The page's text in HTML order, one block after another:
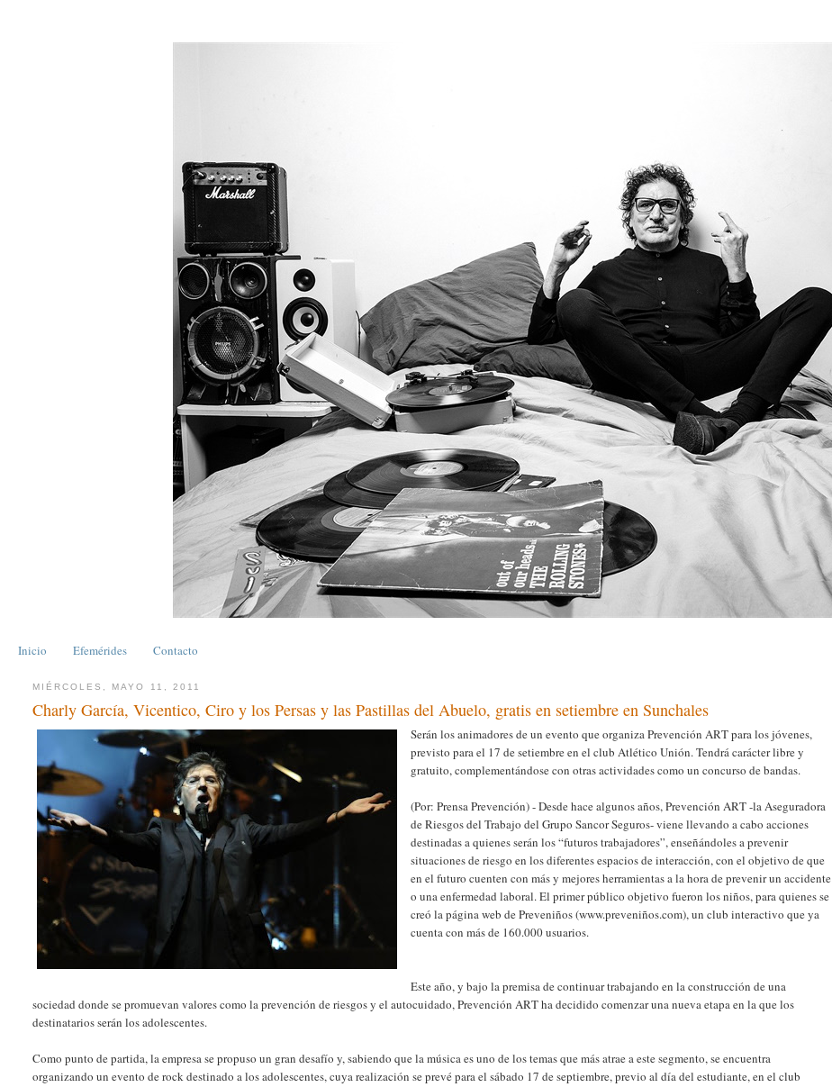
Inicio Efemérides Contacto
MIÉRCOLES, MAYO 11, 2011
Charly García, Vicentico, Ciro y los Persas y las Pastillas del Abuelo, gratis en setiembre en Sunchales
Serán los animadores de un evento que organiza Prevención ART para los jóvenes,
previsto para el 17 de setiembre en el club Atlético Unión. Tendrá carácter libre y
gratuito, complementándose con otras actividades como un concurso de bandas.
(Por: Prensa Prevención) - Desde hace algunos años, Prevención ART -la Aseguradora
de Riesgos del Trabajo del Grupo Sancor Seguros- viene llevando a cabo acciones
destinadas a quienes serán los “futuros trabajadores”, enseñándoles a prevenir
situaciones de riesgo en los diferentes espacios de interacción, con el objetivo de que
en el futuro cuenten con más y mejores herramientas a la hora de prevenir un accidente
o una enfermedad laboral. El primer público objetivo fueron los niños, para quienes se
creó la página web de Preveniños (www.preveniños.com), un club interactivo que ya
cuenta con más de 160.000 usuarios.
Este año, y bajo la premisa de continuar trabajando en la construcción de una
sociedad donde se promuevan valores como la prevención de riesgos y el autocuidado, Prevención ART ha decidido comenzar una nueva etapa en la que los
destinatarios serán los adolescentes.
Como punto de partida, la empresa se propuso un gran desafío y, sabiendo que la música es uno de los temas que más atrae a este segmento, se encuentra
organizando un evento de rock destinado a los adolescentes, cuya realización se prevé para el sábado 17 de septiembre, previo al día del estudiante, en el club